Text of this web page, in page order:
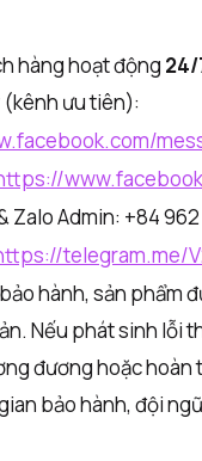
hàng hoạt động 24/
ưu tiên):
Zalo Admin: +84 962
telegram.me/
hành, sản phẩm
Nếu phát sinh lỗi
đương hoặc hoàn
bảo hành, đội